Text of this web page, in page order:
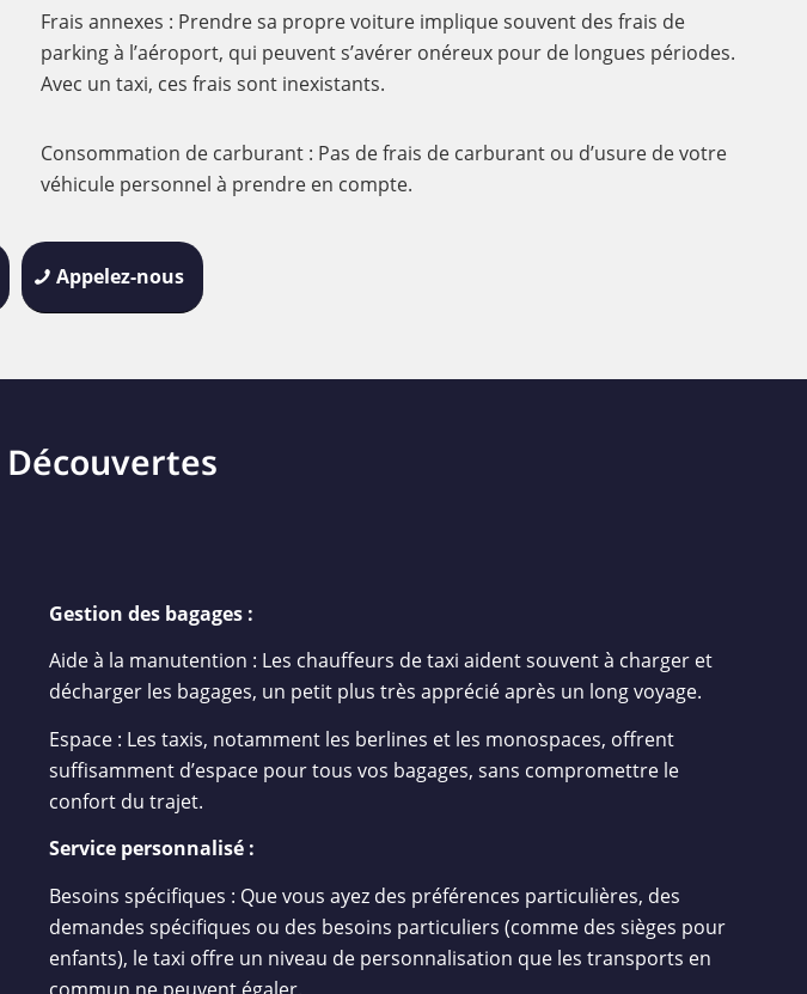
Frais annexes : Prendre sa propre voiture implique souvent des frais de
parking à l’aéroport, qui peuvent s’avérer onéreux pour de longues périodes.
Avec un taxi, ces frais sont inexistants.
Consommation de carburant : Pas de frais de carburant ou d’usure de votre
véhicule personnel à prendre en compte.
Appelez-nous
Découvertes
Gestion des bagages :
Aide à la manutention : Les chauffeurs de taxi aident souvent à charger et
décharger les bagages, un petit plus très apprécié après un long voyage.
Espace : Les taxis, notamment les berlines et les monospaces, offrent
suffisamment d’espace pour tous vos bagages, sans compromettre le
confort du trajet.
Service personnalisé :
Besoins spécifiques : Que vous ayez des préférences particulières, des
demandes spécifiques ou des besoins particuliers (comme des sièges pour
enfants), le taxi offre un niveau de personnalisation que les transports en